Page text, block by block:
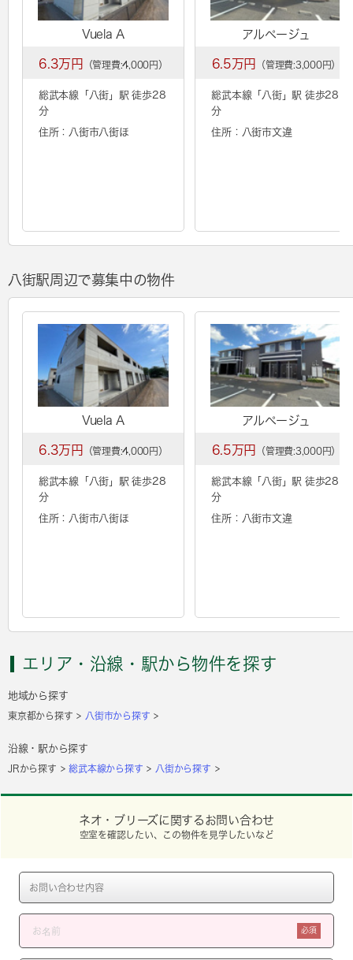
Vuela A
6.3万円 （管理費:4,000円）
総武本線「 八街 」駅 徒歩28
分
住所：八街市八街ほ
アルページュ
6.5万円 （管理費:3,000円）
総武本線「 八街」駅 徒歩28
分
住所：八街市文違
八街駅周辺で募集中の物件
Vuela A
6.3万円 （管理費:4,000円）
総武本線「 八街 」駅 徒歩28
分
住所：八街市八街ほ
アルページュ
6.5万円 （管理費:3,000円）
総武本線「 八街」駅 徒歩28
分
住所：八街市文違
エリア・沿線・駅から物件を探す
地域から探す
東京都から探す 八街市から探す
沿線・駅から探す
JRから探す 総武本線から探す 八街から探す
ネオ・ブリーズに関するお問い合わせ
空室を確認したい、この物件を見学したいなど
必須